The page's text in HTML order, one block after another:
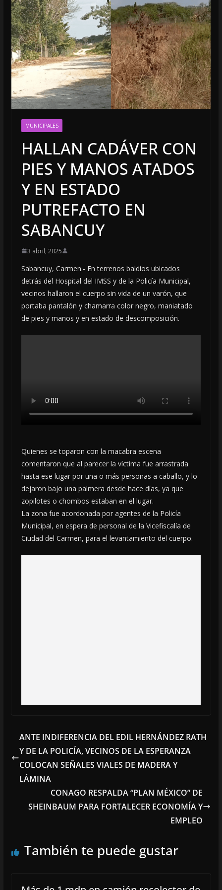
MUNICIPALES
HALLAN CADÁVER CON
PIES Y MANOS ATADOS
Y EN ESTADO
PUTREFACTO EN
SABANCUY
3 abril, 2025
Sabancuy, Carmen.- En terrenos baldíos ubicados
detrás del Hospital del IMSS y de la Policía Municipal,
vecinos hallaron el cuerpo sin vida de un varón, que
portaba pantalón y chamarra color negro, maniatado
de pies y manos y en estado de descomposición.
Quienes se toparon con la macabra escena
comentaron que al parecer la víctima fue arrastrada
hasta ese lugar por una o más personas a caballo, y lo
dejaron bajo una palmera desde hace días, ya que
zopilotes o chombos estaban en el lugar.
La zona fue acordonada por agentes de la Policía
Municipal, en espera de personal de la Vicefiscalía de
Ciudad del Carmen, para el levantamiento del cuerpo.
ANTE INDIFERENCIA DEL EDIL HERNÁNDEZ RATH
Y DE LA POLICÍA, VECINOS DE LA ESPERANZA
COLOCAN SEÑALES VIALES DE MADERA Y
LÁMINA
CONAGO RESPALDA “PLAN MÉXICO” DE
SHEINBAUM PARA FORTALECER ECONOMÍA Y
EMPLEO
También te puede gustar